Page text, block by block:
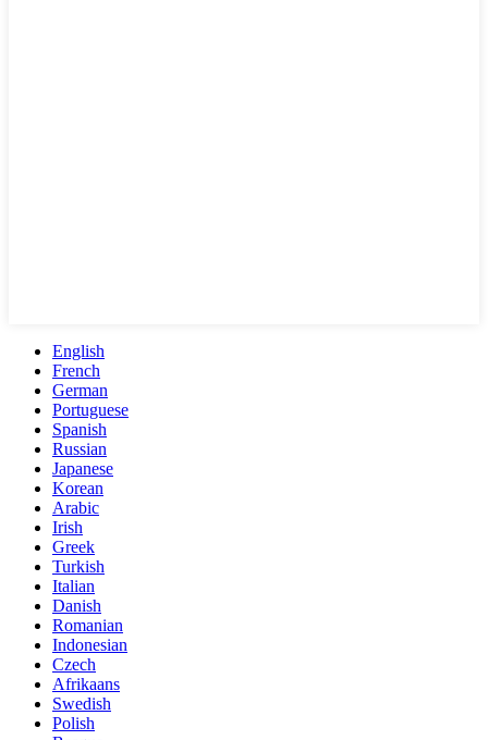
English
French
German
Portuguese
Spanish
Russian
Japanese
Korean
Arabic
Irish
Greek
Turkish
Italian
Danish
Romanian
Indonesian
Czech
Afrikaans
Swedish
Polish